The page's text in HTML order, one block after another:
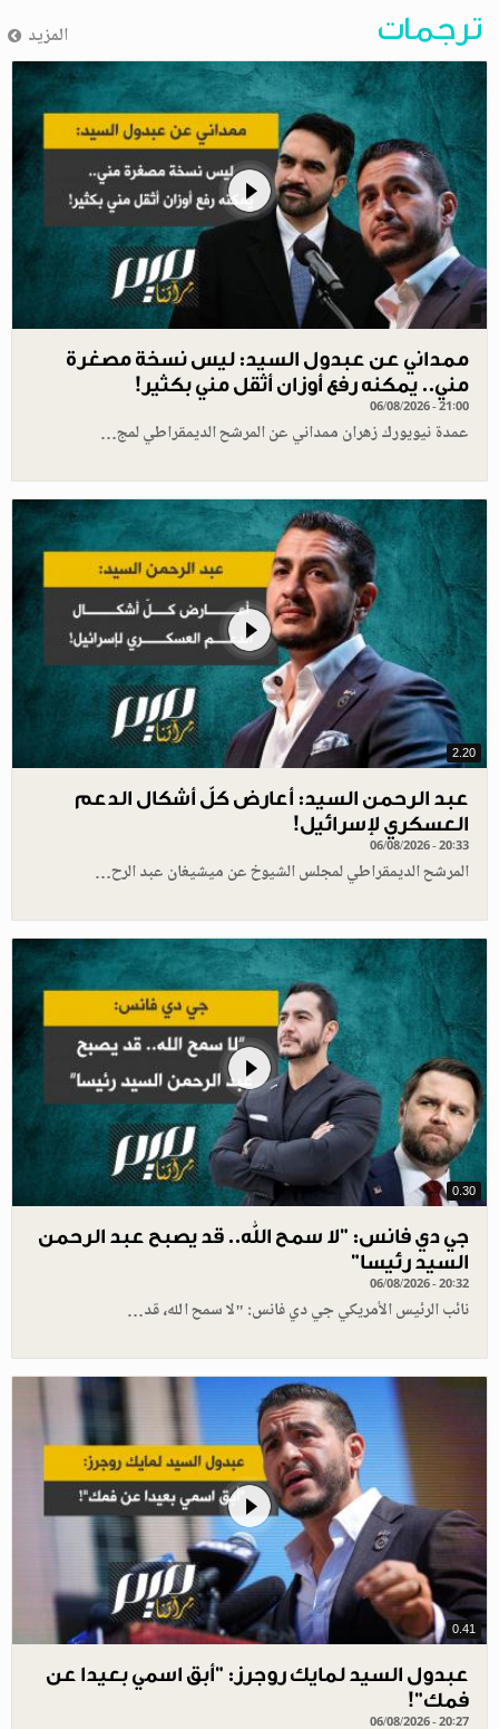
ترجمات المزيد
ممداني عن عبدول السيد: ليس نسخة مصغرة
مني.. يمكنه رفع أوزان أثقل مني بكثير!
06/08/2026 - 21:00
عمدة نيويورك زهران ممداني عن المرشح الديمقراطي لمج…
2.20
عبد الرحمن السيد: أعارض كلّ أشكال الدعم
العسكري لإسرائيل!
06/08/2026 - 20:33
المرشح الديمقراطي لمجلس الشيوخ عن ميشيغان عبد الرح…
0.30
جي دي فانس: ”لا سمح الله.. قد يصبح عبد الرحمن
السيد رئيسا”
06/08/2026 - 20:32
نائب الرئيس الأمريكي جي دي فانس: "لا سمح الله، قد…
0.41
عبدول السيد لمايك روجرز: "أبق اسمي بعيدا عن
فمك"!
06/08/2026 - 20:27